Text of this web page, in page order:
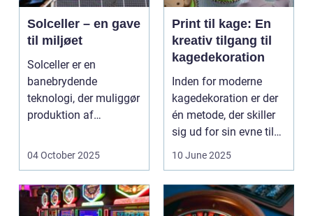
Solceller – en gave
til miljøet
Solceller er en
banebrydende
teknologi, der muliggør
produktion af
udnytt...
04 October 2025
Print til kage: En
kreativ tilgang til
kagedekoration
Inden for moderne
kagedekoration er der
én metode, der skiller
sig ud for sin evne til
at bri...
10 June 2025